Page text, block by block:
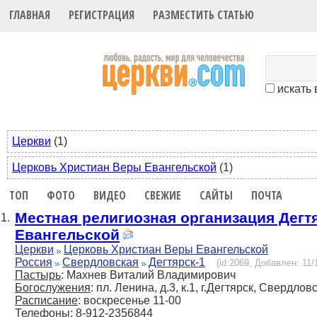
ГЛАВНАЯ РЕГИСТРАЦИЯ РАЗМЕСТИТЬ СТАТЬЮ
искать
Церкви (1)
Церковь Христиан Веры Евангельской (1)
ТОП ФОТО ВИДЕО СВЕЖИЕ САЙТЫ ПОЧТА
1. Местная религиозная организация
Евангельской
Церкви
Церковь Христиан Веры Евангельской
Россия
Свердловская Дегтярск-1 (id:2069, Добавлен:
Пастырь: Махнев Виталий Владимирович
Богослужения: пл. Ленина, д.3, к.1, г.Дегтярск,
Расписание: воскресенье 11-00
Телефоны: 8-912-2356844